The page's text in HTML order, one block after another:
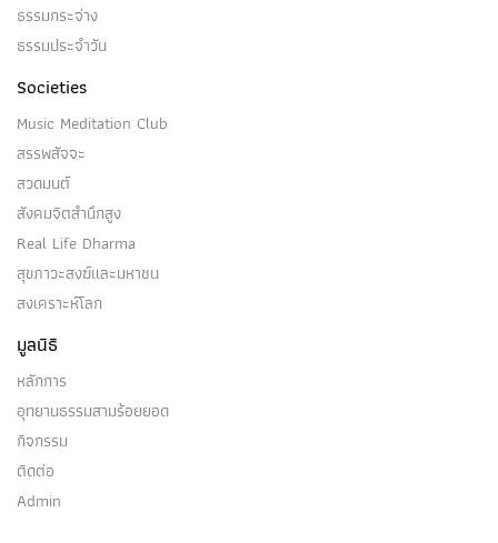
ธรรมกระจ่าง
ธรรมประจำวัน
Societies
Music Meditation Club
สรรพสัจจะ
สวดมนต์
สังคมจิตสำนึกสูง
Real Life Dharma
สุขภาวะสงฆ์และมหาชน
สงเคราะห์โลก
มูลนิธิ
หลักการ
อุทยานธรรมสามร้อยยอด
กิจกรรม
ติดต่อ
Admin